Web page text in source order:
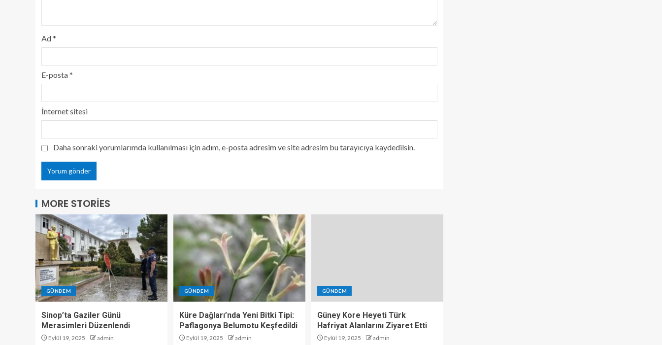
Ad*
E-posta*
İnternet sitesi
Daha sonraki yorumlarımda kullanılması için adım, e-posta adresim ve site adresim bu tarayıcıya kaydedilsin.
MORE STORIES
GÜNDEM
Sinop’ta Gaziler Günü
Merasimleri Düzenlendi
Eylül 19, 2025 admin
GÜNDEM
Küre Dağları’nda Yeni Bitki Tipi:
Paflagonya Belumotu Keşfedildi
Eylül 19, 2025 admin
GÜNDEM
Güney Kore Heyeti Türk
Hafriyat Alanlarını Ziyaret Etti
Eylül 19, 2025 admin